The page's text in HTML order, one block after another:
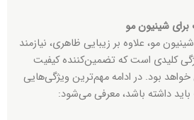
شینیون مو
مو، علاوه بر زیبایی ظاهری، نیازمند
کلیدی است که تضمین‌کننده کیفیت
بود. در ادامه مهم‌ترین ویژگی‌هایی
داشته باشد، معرفی می‌شود: